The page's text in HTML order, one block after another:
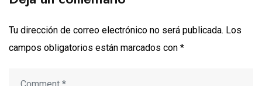
Tu dirección de correo electrónico no será publicada. Los
campos obligatorios están marcados con *